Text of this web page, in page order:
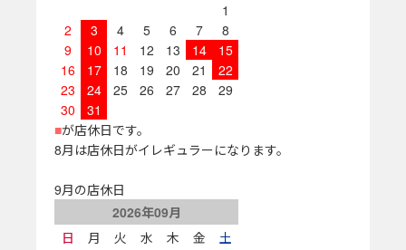
1
2
3 4 5 6 7
8
9
10 11 12 13 14
15
16
17 18 19 20 21
22
23
24 25 26 27 28
29
30
31
■が店休日です。
8月は店休日がイレギュラーになります。
9月の店休日
2026年09月
日
月 火 水 木 金
土